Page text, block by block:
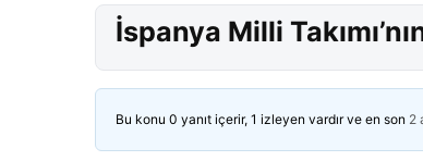
İspanya Milli
Bu konu 0 yanıt içerir, 1 izleyen vardır ve en son 2